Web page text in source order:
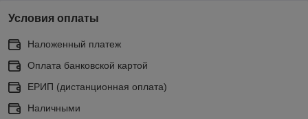
Условия оплаты
Наложенный платеж
Оплата банковской картой
ЕРИП (дистанционная оплата)
Наличными